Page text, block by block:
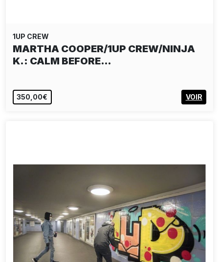
1UP CREW
MARTHA COOPER/1UP CREW/NINJA
K.: CALM BEFORE…
350,00€ VOIR